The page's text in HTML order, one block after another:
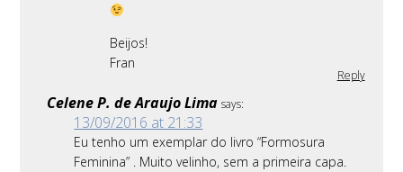
Beijos!
Fran
Reply
Celene P. de Araujo Lima says:
13/09/2016 at 21:33
Eu tenho um exemplar do livro “Formosura
Feminina” . Muito velinho, sem a primeira capa.